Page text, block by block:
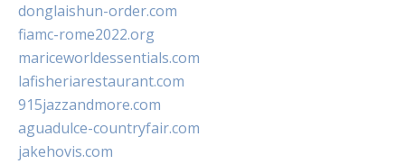
donglaishun-order.com
fiamc-rome2022.org
mariceworldessentials.com
lafisheriarestaurant.com
915jazzandmore.com
aguadulce-countryfair.com
jakehovis.com